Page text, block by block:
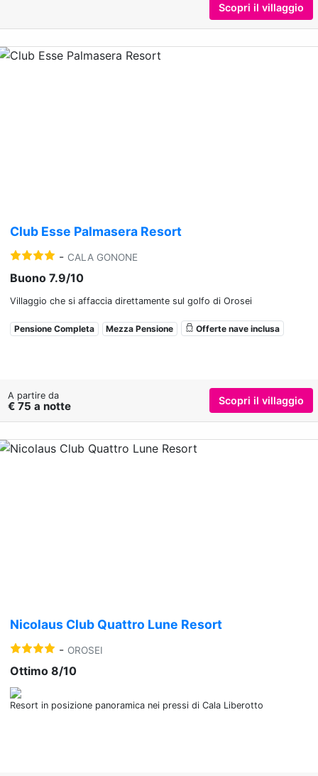
Scopri il villaggio
Club Esse Palmasera Resort
- CALA GONONE
Buono 7.9/10
Villaggio che si affaccia direttamente sul golfo di Orosei
Pensione Completa Mezza Pensione Offerte nave inclusa
A partire da
€ 75 a notte Scopri il villaggio
Nicolaus Club Quattro Lune Resort
- OROSEI
Ottimo 8/10
Resort in posizione panoramica nei pressi di Cala Liberotto